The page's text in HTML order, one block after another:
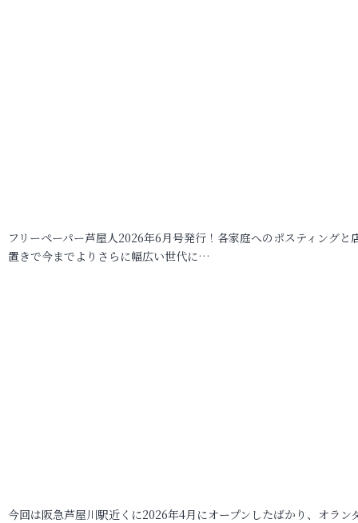
フリーペーパー芦屋人2026年6月号発行！各家庭へのポスティングと
置きで今までよりさらに幅広い世代に…
今回は阪急芦屋川駅近くに2026年4月にオープンしたばかり、オラン